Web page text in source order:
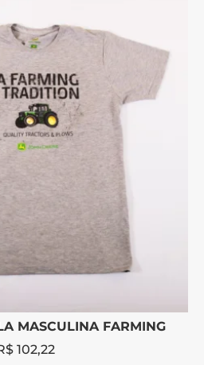
MASCULINA FARMING
102,22